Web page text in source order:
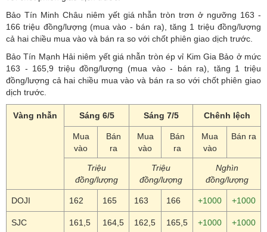
Bảo Tín Minh Châu niêm yết giá nhẫn tròn trơn ở ngưỡng 163 -
166 triệu đồng/lượng (mua vào - bán ra), tăng 1 triệu đồng/lượng
cả hai chiều mua vào và bán ra so với chốt phiên giao dịch trước.
Bảo Tín Mạnh Hải niêm yết giá nhẫn tròn ép vỉ Kim Gia Bảo ở mức
163 - 165,9 triệu đồng/lượng (mua vào - bán ra), tăng 1 triệu
đồng/lượng cả hai chiều mua vào và bán ra so với chốt phiên giao
dịch trước.
Vàng nhẫn Sáng 6/5 Sáng 7/5 Chênh lệch
Mua
vào
Bán
ra
Mua
vào
Bán
ra
Mua
vào
Bán ra
Triệu
đồng/lượng
Triệu
đồng/lượng
Nghìn
đồng/lượng
DOJI 162 165 163 166 +1000 +1000
SJC 161,5 164,5 162,5 165,5 +1000 +1000